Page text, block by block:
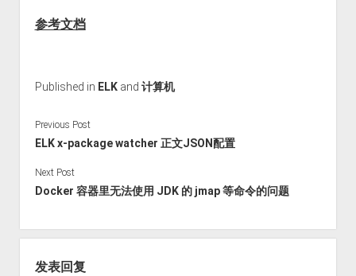
参考文档
Published in ELKand 计算机
Previous Post
ELK x-package watcher 正文JSON配置
Next Post
Docker 容器里无法使用 JDK 的 jmap 等命令的问题
发表回复